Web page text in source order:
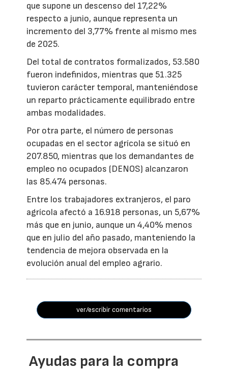
que supone un descenso del 17,22%
respecto a junio, aunque representa un
incremento del 3,77% frente al mismo mes
de 2025.
Del total de contratos formalizados, 53.580
fueron indefinidos, mientras que 51.325
tuvieron carácter temporal, manteniéndose
un reparto prácticamente equilibrado entre
ambas modalidades.
Por otra parte, el número de personas
ocupadas en el sector agrícola se situó en
207.850, mientras que los demandantes de
empleo no ocupados (DENOS) alcanzaron
las 85.474 personas.
Entre los trabajadores extranjeros, el paro
agrícola afectó a 16.918 personas, un 5,67%
más que en junio, aunque un 4,40% menos
que en julio del año pasado, manteniendo la
tendencia de mejora observada en la
evolución anual del empleo agrario.
ver/escribir comentarios
Ayudas para la compra